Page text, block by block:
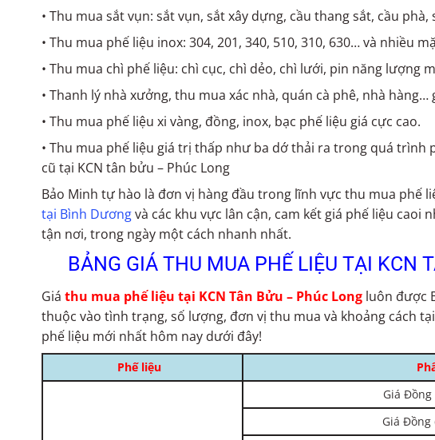
• Thu mua sắt vụn: sắt vụn, sắt xây dựng, cầu thang sắt, cầu
• Thu mua phế liệu inox: 304, 201, 340, 510, 310, 630… và nhiều
• Thu mua chì phế liệu: chì cục, chì dẻo, chì lưới, pin năng lượng
• Thanh lý nhà xưởng, thu mua xác nhà, quán cà phê, nhà hàng…
• Thu mua phế liệu xi vàng, đồng, inox, bạc phế liệu giá cực cao.
• Thu mua phế liệu giá trị thấp như ba dớ thải ra trong quá trình
cũ tại KCN tân bửu – Phúc Long
Bảo Minh tự hào là đơn vị hàng đầu trong lĩnh vực thu mua phế
tại Bình Dươngvà các khu vực lân cận, cam kết giá phế liệu
tận nơi, trong ngày một cách nhanh nhất.
BẢNG GIÁ THU MUA PHẾ LIỆU TẠI
Giá thu mua phế liệu tại KCN Tân Bửu – Phúc Long luôn được
thuộc vào tình trạng, số lượng, đơn vị thu mua và khoảng cách
phế liệu mới nhất hôm nay dưới đây!
Phế liệu
Giá
Giá